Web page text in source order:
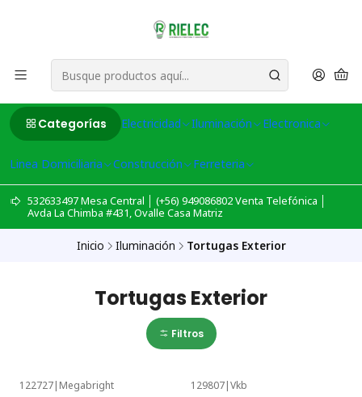
Categorías Electricidad Iluminación Electronica
Linea Domiciliaria Construcción Ferreteria
532633497 Mesa Central │ (+56) 949086802 Venta Telefónica │
Avda La Chimba #431, Ovalle Casa Matriz
Inicio Iluminación Tortugas Exterior
Tortugas Exterior
Filtros
122727| Megabright 129807|Vkb